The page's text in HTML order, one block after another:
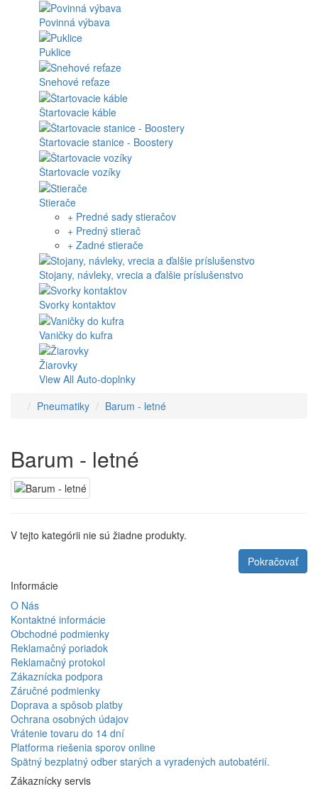
Povinná výbava
Puklice
Snehové reťaze
Štartovacie káble
Štartovacie stanice - Boostery
Štartovacie vozíky
Stierače
+ Predné sady stieračov
+ Predný stierač
+ Zadné stierače
Stojany, návleky, vrecia a ďalšie príslušenstvo
Svorky kontaktov
Vaničky do kufra
Žiarovky
View All Auto-doplnky
Pneumatiky
Barum - letné
Barum - letné
V tejto kategórii nie sú žiadne produkty.
Pokračovať
Informácie
O Nás
Kontaktné informácie
Obchodné podmienky
Reklamačný poriadok
Reklamačný protokol
Zákaznícka podpora
Záručné podmienky
Doprava a spôsob platby
Ochrana osobných údajov
Vrátenie tovaru do 14 dní
Platforma riešenia sporov online
Spätný bezplatný odber starých a vyradených autobatérií.
Zákaznícky servis